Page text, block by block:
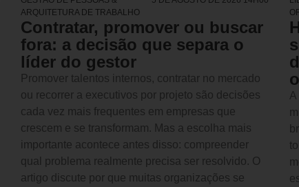
ARQUITETURA DE TRABALHO
Contratar, promover ou buscar
fora: a decisão que separa o
líder do gestor
Promover talentos internos, contratar no mercado
ou recorrer a executivos por projeto são decisões
cada vez mais frequentes em empresas que
crescem e se transformam. Mas a escolha mais
importante acontece antes disso: compreender
qual problema realmente precisa ser resolvido. O
artigo discute por que muitas organizações se